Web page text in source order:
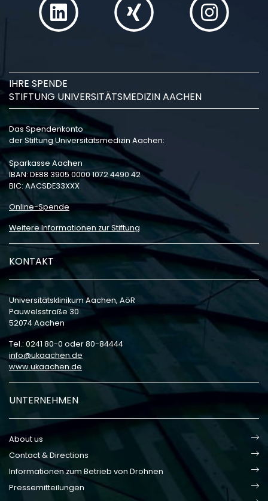
IHRE SPENDE
STIFTUNG UNIVERSITÄTSMEDIZIN AACHEN
Das Spendenkonto
der Stiftung Universitätsmedizin Aachen:
Sparkasse Aachen
IBAN: DE88 3905 0000 1072 4490 42
BIC: AACSDE33XXX
Online-Spende
Weitere Informationen zur Stiftung
KONTAKT
Universitätsklinikum Aachen, AöR
Pauwelsstraße 30
52074 Aachen
Tel.: 0241 80-0 oder 80-84444
info
ukaachen de
www.ukaachen.de
UNTERNEHMEN
About us
Contact & Directions
Informationen zum Betrieb von Drohnen
Pressemitteilungen